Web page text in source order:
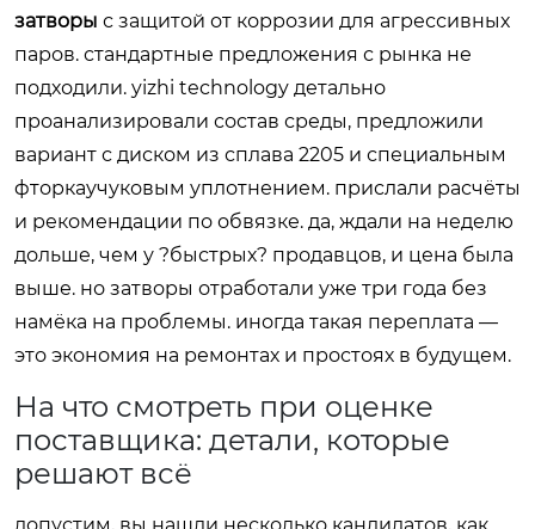
затворы с защитой от коррозии для агрессивных
паров. стандартные предложения с рынка не
подходили. yizhi technology детально
проанализировали состав среды, предложили
вариант с диском из сплава 2205 и специальным
фторкаучуковым уплотнением. прислали расчёты
и рекомендации по обвязке. да, ждали на неделю
дольше, чем у ?быстрых? продавцов, и цена была
выше. но затворы отработали уже три года без
намёка на проблемы. иногда такая переплата —
это экономия на ремонтах и простоях в будущем.
На что смотреть при оценке
поставщика: детали, которые
решают всё